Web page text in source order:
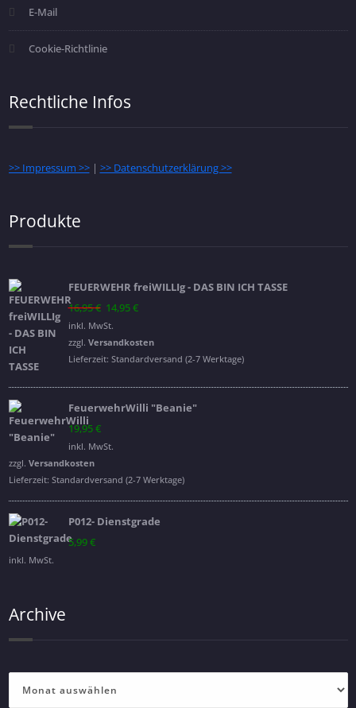
E-Mail
Cookie-Richtlinie
Rechtliche Infos
>> Impressum >>| >> Datenschutzerklärung >>
Produkte
FEUERWEHR freiWILLIg - DAS BIN ICH TASSE
16,95€ Ursprünglicher
Preis
war:
16,95 €
14,95€
ist:
14,95 €.
inkl. MwSt.
zzgl. Versandkosten
Lieferzeit: Standardversand (2-7 Werktage)
FeuerwehrWilli "Beanie"
19,95€
inkl. MwSt.
zzgl. Versandkosten
Lieferzeit: Standardversand (2-7 Werktage)
P012- Dienstgrade
5,99€
inkl. MwSt.
Archive